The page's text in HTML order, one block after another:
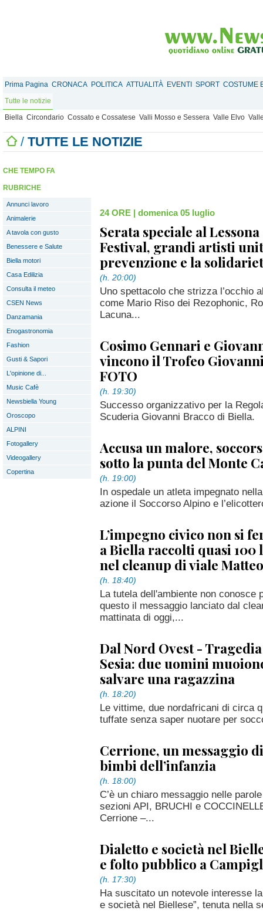
Prima Pagina CRONACA POLITICA ATTUALITÀ EVENTI SPORT COSTUME
Tutte le notizie
Biella Circondario Cossato e Cossatese Valli Mosso e Sessera Valle Elvo
/ TUTTE LE NOTIZIE
CHE TEMPO FA
RUBRICHE
Annunci lavoro
Animalerie
A tavola con gusto
Benessere e Salute
Biella motori
Casa Edilizia
Consulta il meteo
CSEN News
Danzamania
Enogastronomia
Fashion
Gusti & Sapori
L'opinione di...
Music Cafè
Newsbiella Young
Oroscopo
ALPINI
Fotogallery
Videogallery
Copertina
24 ORE | domenica 05 luglio
Serata speciale al
Festival, grandi artisti
prevenzione e la
(h. 20:00)
Uno spettacolo che strizza l’occhio
come Mario Riso dei Rezophonic,
Lacuna...
Cosimo Gennari e
vincono il Trofeo
FOTO
(h. 19:30)
Successo organizzativo per la
Scuderia Giovanni Bracco di Biella.
Accusa un malore,
sotto la punta del Monte
(h. 19:00)
In ospedale un atleta impegnato
azione il Soccorso Alpino e
L’impegno civico non si
a Biella raccolti quasi
nel cleanup di viale
(h. 18:40)
La tutela dell'ambiente non conosce
questo il messaggio lanciato dal
mattinata di oggi,...
Dal Nord Ovest -
Sesia: due uomini
salvare una ragazzina
(h. 18:20)
Le vittime, due nordafricani di circa
tuffate senza saper nuotare per
Cerrione, un messaggio
bimbi dell’infanzia
(h. 18:00)
C’è un chiaro messaggio nelle
sezioni API, BRUCHI e
Cerrione –...
Dialetto e società nel
e folto pubblico a
(h. 17:30)
Ha suscitato un notevole interesse
e società nel Biellese”, tenuta nella